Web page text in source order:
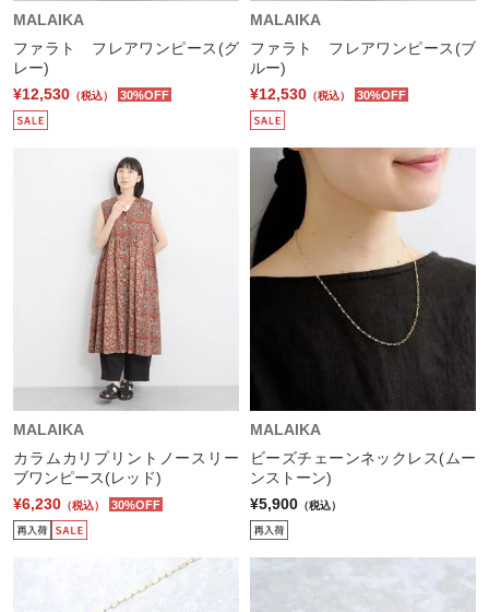
MALAIKA
ファラト フレアワンピース(グ
レー)
¥12,530 （税込） 30%OFF
MALAIKA
ファラト フレアワンピース(ブ
ルー)
¥12,530 （税込） 30%OFF
MALAIKA
カラムカリプリントノースリー
ブワンピース(レッド)
¥6,230 （税込） 30%OFF
MALAIKA
ビーズチェーンネックレス(ムー
ンストーン)
¥5,900 （税込）